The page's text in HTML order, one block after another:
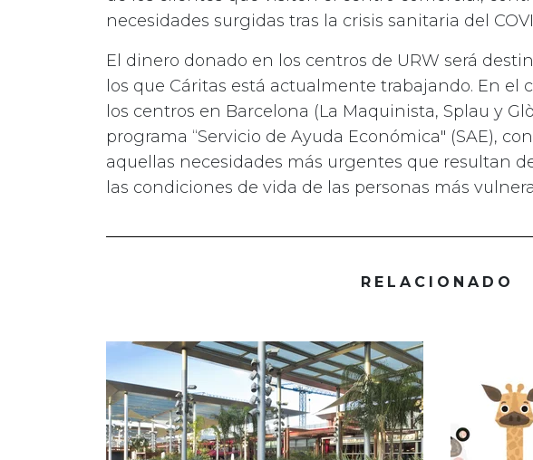
necesidades surgidas tras la crisis sanitaria del
El dinero donado en los centros de URW será
los que Cáritas está actualmente trabajando. En el
los centros en Barcelona (La Maquinista, Splau y
programa “Servicio de Ayuda Económica" (SAE),
aquellas necesidades más urgentes que resultan
las condiciones de vida de las personas más
RELACIONADO